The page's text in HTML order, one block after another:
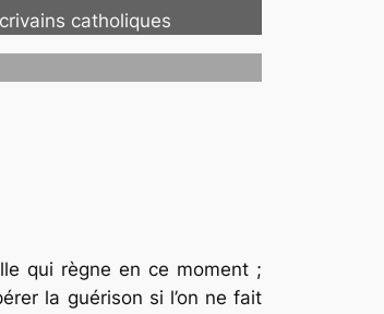
catholiques
qui règne en ce moment ;
la guérison si l’on ne fait